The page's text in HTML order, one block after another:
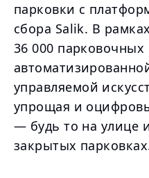
парковки с
сбора Salik. В
36 000
управляемой
упрощая и
— будь то на улице
закрытых